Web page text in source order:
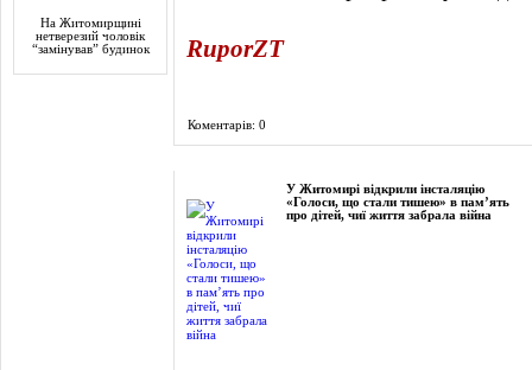
На Житомирщині
нетверезий чоловік
“замінував” будинок
RuporZT
Коментарів: 0
У Житомирі відкрили інсталяцію
«Голоси, що стали тишею» в пам’ять
про дітей, чиї життя забрала війна